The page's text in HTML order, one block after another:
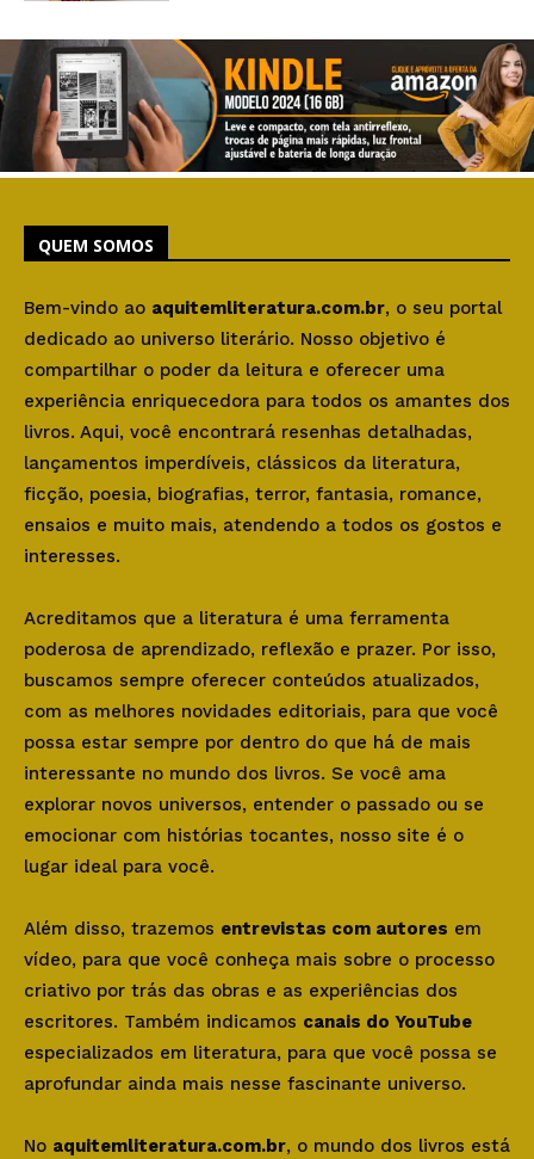
QUEM SOMOS
Bem-vindo ao aquitemliteratura.com.br, o seu portal
dedicado ao universo literário. Nosso objetivo é
compartilhar o poder da leitura e oferecer uma
experiência enriquecedora para todos os amantes dos
livros. Aqui, você encontrará resenhas detalhadas,
lançamentos imperdíveis, clássicos da literatura,
ficção, poesia, biografias, terror, fantasia, romance,
ensaios e muito mais, atendendo a todos os gostos e
interesses.
Acreditamos que a literatura é uma ferramenta
poderosa de aprendizado, reflexão e prazer. Por isso,
buscamos sempre oferecer conteúdos atualizados,
com as melhores novidades editoriais, para que você
possa estar sempre por dentro do que há de mais
interessante no mundo dos livros. Se você ama
explorar novos universos, entender o passado ou se
emocionar com histórias tocantes, nosso site é o
lugar ideal para você.
Além disso, trazemos entrevistas com autores em
vídeo, para que você conheça mais sobre o processo
criativo por trás das obras e as experiências dos
escritores. Também indicamos canais do YouTube
especializados em literatura, para que você possa se
aprofundar ainda mais nesse fascinante universo.
No aquitemliteratura.com.br, o mundo dos livros está